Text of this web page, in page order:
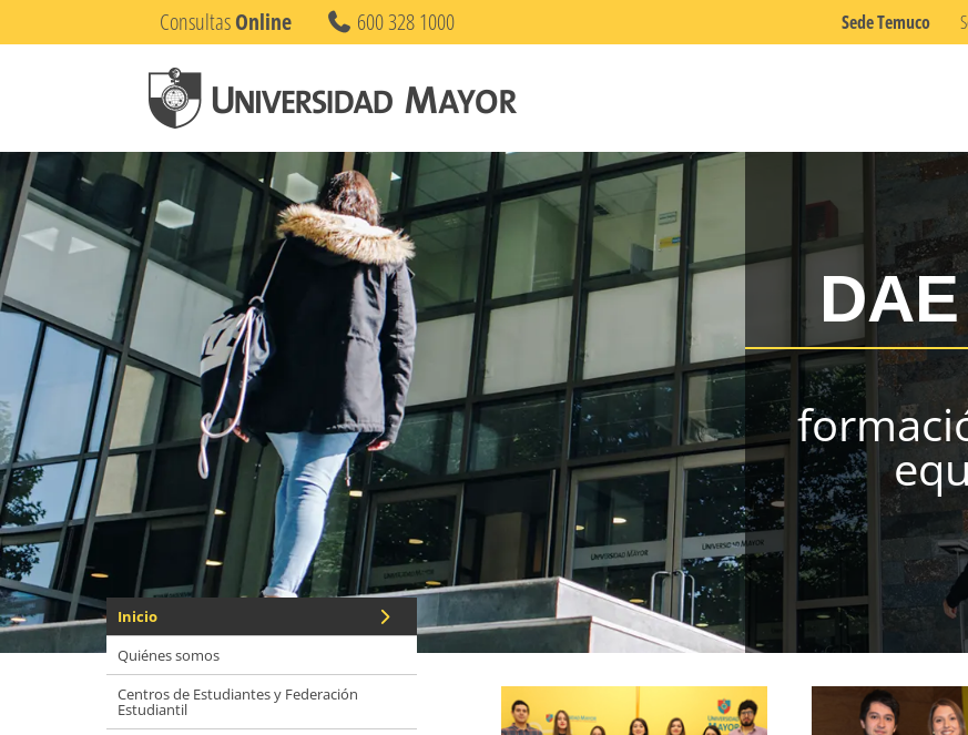
ConsultasOnline 600 328 1000 Sede Temuco
Inicio
Quiénes somos
Centros de Estudiantes y Federación
Estudiantil